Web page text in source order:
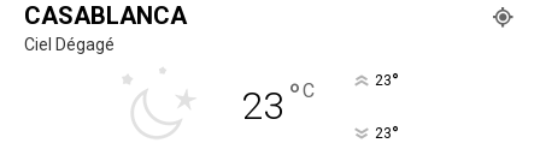
CASABLANCA
Ciel Dégagé
23 °C 23°
23°